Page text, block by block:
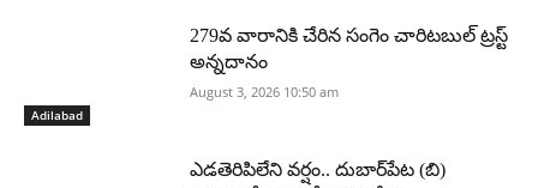
Adilabad
279వ వారానికి చేరిన సంగెం చారిటబుల్ ట్రస్ట్
అన్నదానం
August 3, 2026 10:50 am
ఎడతెరిపిలేని వర్షం.. దుబార్‌పేట (బి)